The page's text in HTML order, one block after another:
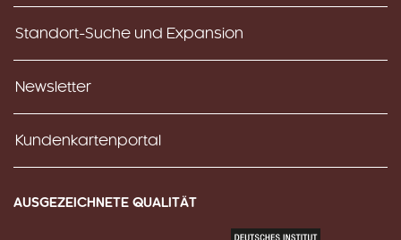
Standort-Suche und Expansion
Newsletter
Kundenkartenportal
AUSGEZEICHNETE QUALITÄT